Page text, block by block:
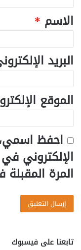
الاسم *
البريد
الموقع
احفظ اسمي،
الإلكتروني
المرة
تابعنا على فيسبوك